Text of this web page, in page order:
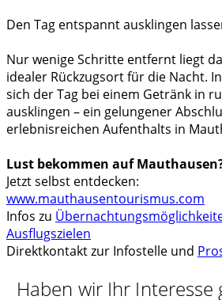
Den Tag entspannt ausklingen
Nur wenige Schritte entfernt liegt
idealer Rückzugsort für die Nacht.
sich der Tag bei einem Getränk in
ausklingen – ein gelungener
erlebnisreichen Aufenthalts in
Lust bekommen auf
Jetzt selbst entdecken:
www.mauthausentourismus.com
Infos zu
Ausflugszielen
Direktkontakt zur Infostelle und
Haben wir Ihr Interesse